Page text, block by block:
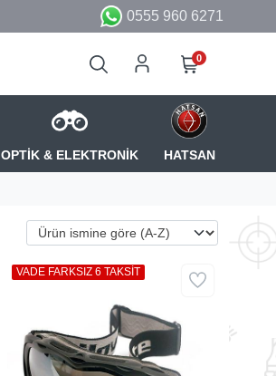
0555 960 6271
0
OPTİK & ELEKTRONİK HATSAN
VADE FARKSIZ 6 TAKSİT